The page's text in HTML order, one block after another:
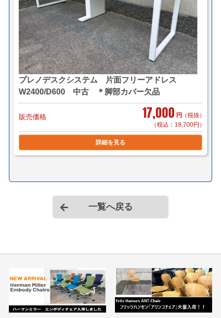
プレノデスクシステム 片面フリーアドレス
W2400/D600 中古 ＊脚部カバー欠品
販売価格 17,000 円 （税抜）
（税込：18,700円）
詳細を見る
一覧へ戻る